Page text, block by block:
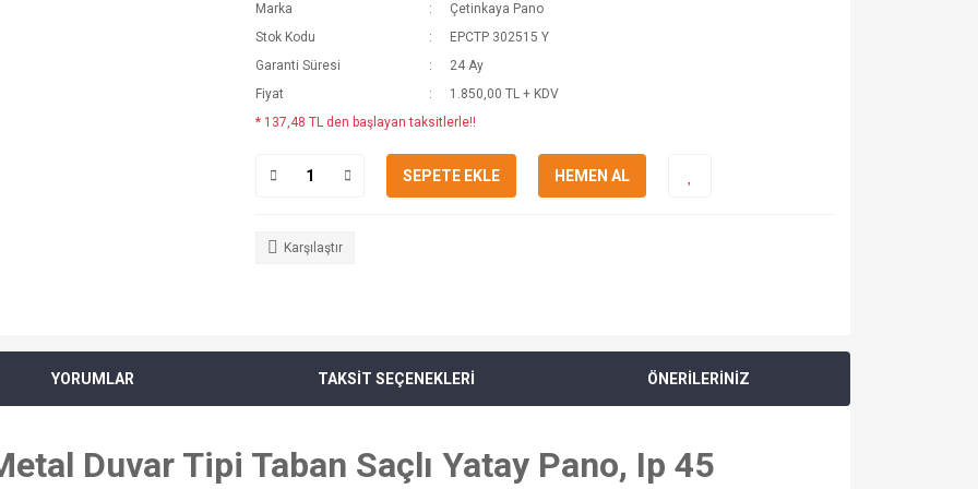
Marka
Çetinkaya Pano
Stok Kodu
EPCTP 302515 Y
Garanti Süresi
24 Ay
Fiyat
1.850,00 TL + KDV
* 137,48 TL den başlayan taksitlerle!!
SEPETE EKLE HEMEN AL
Karşılaştır
YORUMLAR TAKSİT SEÇENEKLERİ ÖNERİLERİNİZ
Duvar Tipi Taban Saçlı Yatay Pano, Ip 45